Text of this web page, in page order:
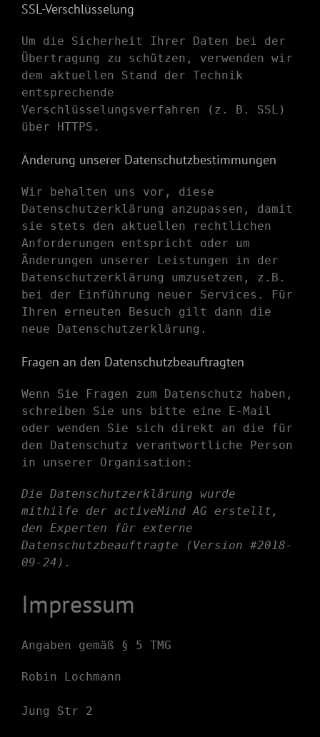
SSL-Verschlüsselung
Um die Sicherheit Ihrer Daten bei der
Übertragung zu schützen, verwenden wir
dem aktuellen Stand der Technik
entsprechende
Verschlüsselungsverfahren (z. B. SSL)
über HTTPS.
Änderung unserer Datenschutzbestimmungen
Wir behalten uns vor, diese
Datenschutzerklärung anzupassen, damit
sie stets den aktuellen rechtlichen
Anforderungen entspricht oder um
Änderungen unserer Leistungen in der
Datenschutzerklärung umzusetzen, z.B.
bei der Einführung neuer Services. Für
Ihren erneuten Besuch gilt dann die
neue Datenschutzerklärung.
Fragen an den Datenschutzbeauftragten
Wenn Sie Fragen zum Datenschutz haben,
schreiben Sie uns bitte eine E-Mail
oder wenden Sie sich direkt an die für
den Datenschutz verantwortliche Person
in unserer Organisation:
Die Datenschutzerklärung wurde
mithilfe der activeMind AG erstellt,
den Experten für externe
Datenschutzbeauftragte (Version #2018-
09-24).
Impressum
Angaben gemäß § 5 TMG
Robin Lochmann
Jung Str 2